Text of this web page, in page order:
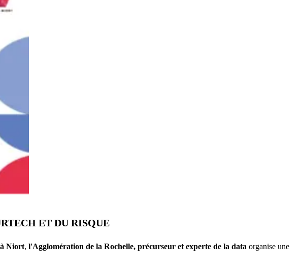
ET DU RISQUE
Niort, l'Agglomération de la Rochelle, précurseur et experte de la data organise une